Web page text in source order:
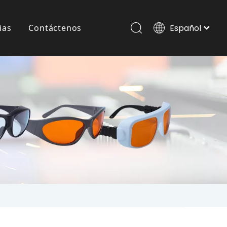
Contáctenos Español
Português
Pусский
العربية
English